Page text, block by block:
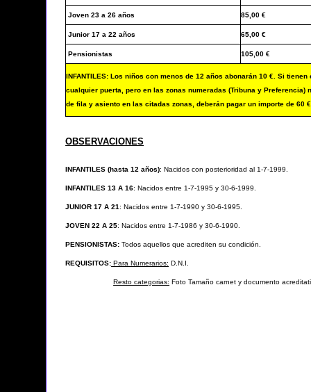
Joven 23 a 26 años 85,00 €
Junior 17 a 22 años 65,00 €
Pensionistas 105,00 €
INFANTILES: Los niños con menos de 12 años abonarán 10 €. Si
cualquier puerta, pero en las zonas numeradas (Tribuna y
de fila y asiento en las citadas zonas, deberán pagar un importe de 60
OBSERVACIONES
INFANTILES (hasta 12 años): Nacidos con posterioridad al 1-7-1999.
INFANTILES 13 A 16: Nacidos entre 1-7-1995 y 30-6-1999.
JUNIOR 17 A 21: Nacidos entre 1-7-1990 y 30-6-1995.
JOVEN 22 A 25: Nacidos entre 1-7-1986 y 30-6-1990.
PENSIONISTAS: Todos aquellos que acrediten su condición.
REQUISITOS: Para Numerarios: D.N.I.
Resto categorias: Foto Tamaño carnet y documento